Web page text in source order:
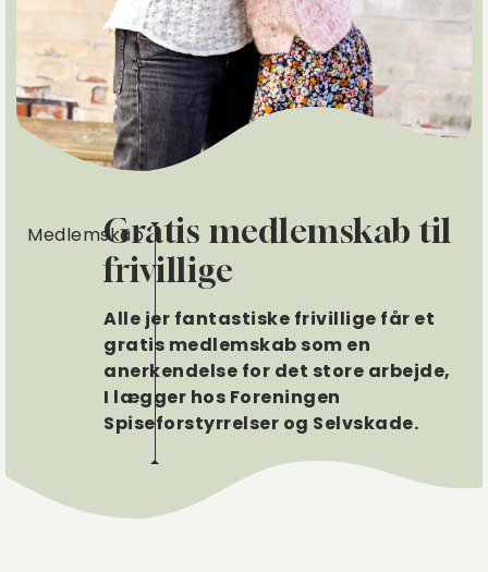
Gratis medlemskab til
frivillige
Alle jer fantastiske frivillige får et
gratis medlemskab som en
anerkendelse for det store arbejde,
I lægger hos Foreningen
Spiseforstyrrelser og Selvskade.
Medlemskab